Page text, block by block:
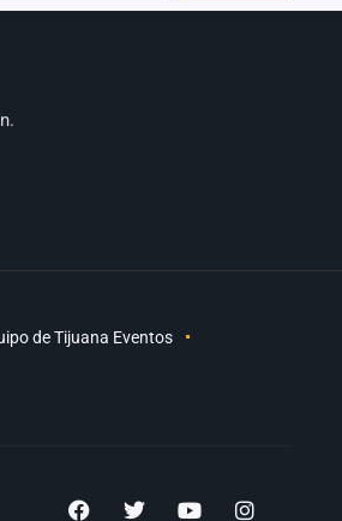
de Tijuana Eventos